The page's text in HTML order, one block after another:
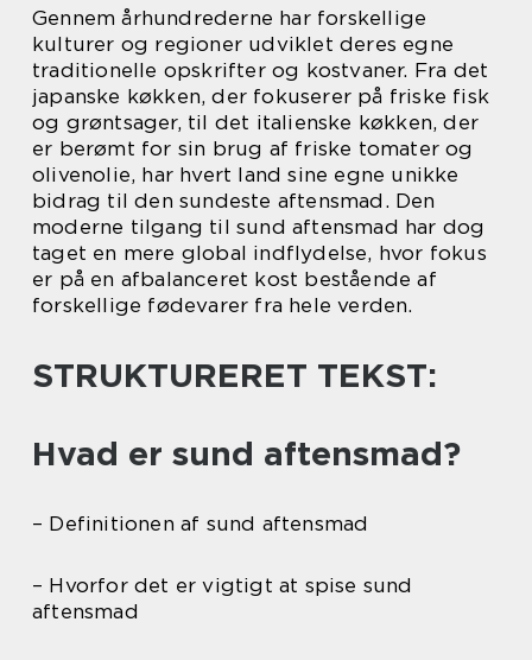
Gennem århundrederne har forskellige
kulturer og regioner udviklet deres egne
traditionelle opskrifter og kostvaner. Fra det
japanske køkken, der fokuserer på friske fisk
og grøntsager, til det italienske køkken, der
er berømt for sin brug af friske tomater og
olivenolie, har hvert land sine egne unikke
bidrag til den sundeste aftensmad. Den
moderne tilgang til sund aftensmad har dog
taget en mere global indflydelse, hvor fokus
er på en afbalanceret kost bestående af
forskellige fødevarer fra hele verden.
STRUKTURERET TEKST:
Hvad er sund aftensmad?
– Definitionen af sund aftensmad
– Hvorfor det er vigtigt at spise sund
aftensmad